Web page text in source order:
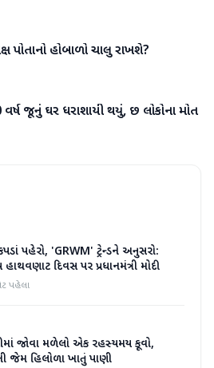
હોબાળો ચાલુ રાખશે?
વર્ષ જૂનું ઘર ધરાશાયી થયું, છ લોકોના મોત
કપડાં પહેરો, 'GRWM' ટ્રેન્ડને અનુસરો:
હાથવણાટ દિવસ પર પ્રધાનમંત્રી મોદી
પહેલા
જોવા મળેલો એક રહસ્યમય કૂવો,
જેમ હિલોળા ખાતું પાણી